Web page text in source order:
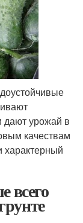
дают урожай в
качествам
характерный
всего